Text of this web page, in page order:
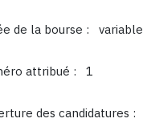
de la bourse : variable
attribué : 1
des candidatures :